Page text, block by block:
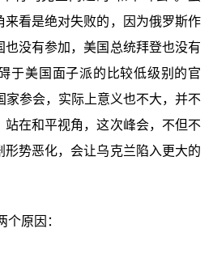
来看是绝对失败的，因为俄罗斯作
也没有参加，美国总统拜登也没有
于美国面子派的比较低级别的官
家参会，实际上意义也不大，并不
站在和平视角，这次峰会，不但不
形势恶化，会让乌克兰陷入更大的
个原因：